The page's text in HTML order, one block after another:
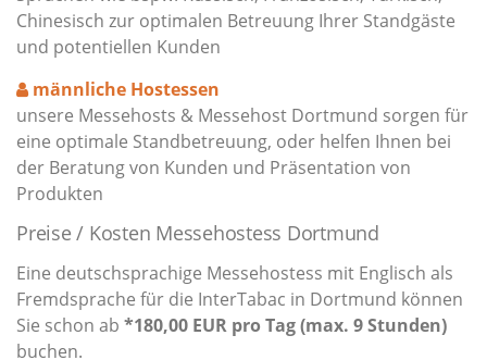
Chinesisch zur optimalen Betreuung Ihrer Standgäste
und potentiellen Kunden
männliche Hostessen
unsere Messehosts & Messehost Dortmund sorgen für
eine optimale Standbetreuung, oder helfen Ihnen bei
der Beratung von Kunden und Präsentation von
Produkten
Preise / Kosten Messehostess Dortmund
Eine deutschsprachige Messehostess mit Englisch als
Fremdsprache für die InterTabac in Dortmund können
Sie schon ab *180,00 EUR pro Tag (max. 9 Stunden)
buchen.